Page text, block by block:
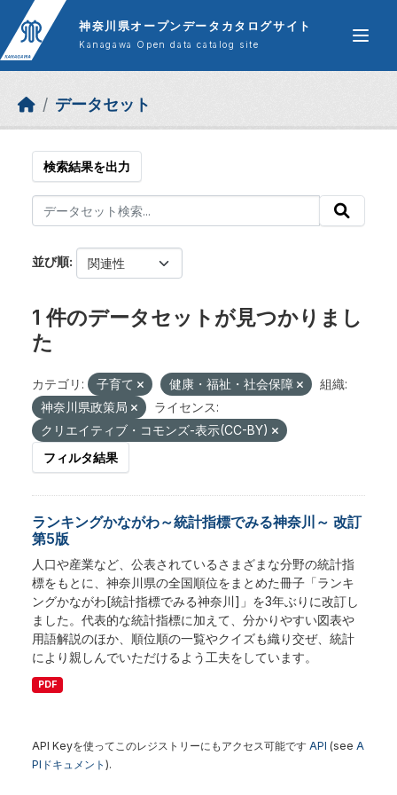
Skip to main content
神奈川県オープンデータカタログサイト
Kanagawa Open data catalog site
データセット
検索結果を出力
並び順
1 件のデータセットが見つかりまし
た
カテゴリ: 子育て 健康・福祉・社会保障
組織:
神奈川県政策局
ライセンス:
クリエイティブ・コモンズ-表示(CC-BY)
フィルタ結果
ランキングかながわ～統計指標でみる神奈川～ 改訂
第5版
人口や産業など、公表されているさまざまな分野の統計指
標をもとに、神奈川県の全国順位をまとめた冊子「ランキ
ングかながわ[統計指標でみる神奈川]」を3年ぶりに改訂し
ました。代表的な統計指標に加えて、分かりやすい図表や
用語解説のほか、順位順の一覧やクイズも織り交ぜ、統計
により親しんでいただけるよう工夫をしています。
PDF
API Keyを使ってこのレジストリーにもアクセス可能です API (see A
PIドキュメント ).